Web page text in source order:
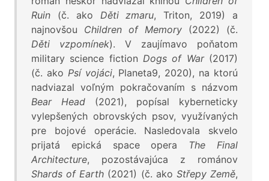
Ruin (č. ako Děti zmaru, Triton, 2019) a
najnovšou Children of Memory (2022) (č.
Děti vzpomínek). V zaujímavo poňatom
military science fiction Dogs of War(2017)
(č. ako Psí vojáci, Planeta9, 2020), na ktorú
nadviazal voľným pokračovaním s názvom
Bear Head (2021), popísal kyberneticky
vylepšených obrovských psov, využívaných
pre bojové operácie. Nasledovala skvelo
prijatá epická space opera The Final
Architecture, pozostávajúca z románov
Shards of Earth (2021) (č. ako Střepy Země,